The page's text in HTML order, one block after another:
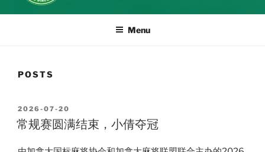
Menu
POSTS
POSTED
ON
2026-07-20
常规赛圆满结束，小倩夺冠